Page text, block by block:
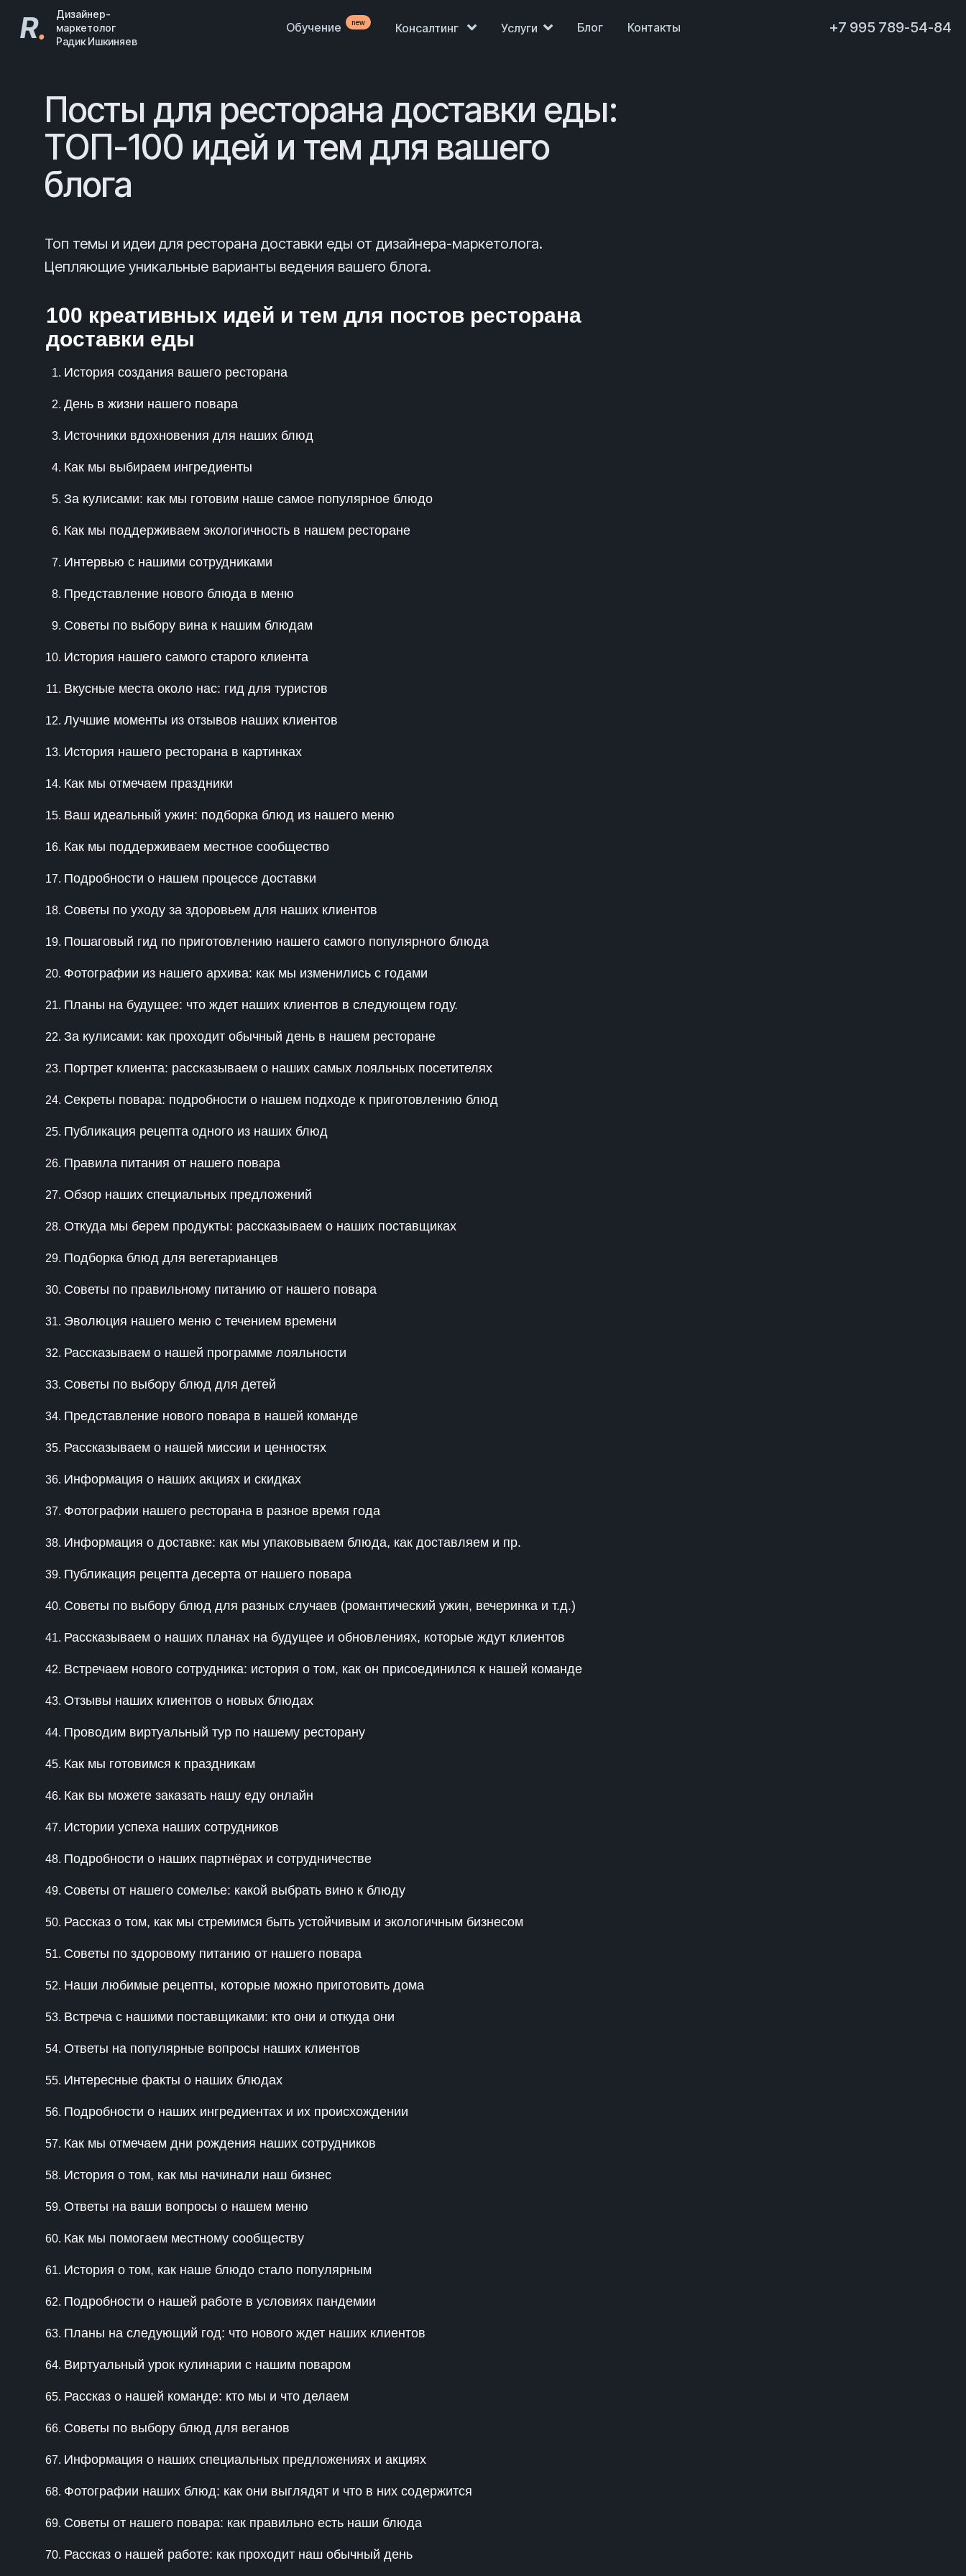
R.
Дизайнер-
маркетолог
Радик Ишкиняев
Обучение new Консалтинг Услуги Блог Контакты +7 995 789-54-84
Посты для ресторана доставки еды:
ТОП-100 идей и тем для вашего
блога
Топ темы и идеи для ресторана доставки еды от дизайнера-маркетолога.
Цепляющие уникальные варианты ведения вашего блога.
100 креативных идей и тем для постов ресторана
доставки еды
История создания вашего ресторана
День в жизни нашего повара
Источники вдохновения для наших блюд
Как мы выбираем ингредиенты
За кулисами: как мы готовим наше самое популярное блюдо
Как мы поддерживаем экологичность в нашем ресторане
Интервью с нашими сотрудниками
Представление нового блюда в меню
Советы по выбору вина к нашим блюдам
История нашего самого старого клиента
Вкусные места около нас: гид для туристов
Лучшие моменты из отзывов наших клиентов
История нашего ресторана в картинках
Как мы отмечаем праздники
Ваш идеальный ужин: подборка блюд из нашего меню
Как мы поддерживаем местное сообщество
Подробности о нашем процессе доставки
Советы по уходу за здоровьем для наших клиентов
Пошаговый гид по приготовлению нашего самого популярного блюда
Фотографии из нашего архива: как мы изменились с годами
Планы на будущее: что ждет наших клиентов в следующем году.
За кулисами: как проходит обычный день в нашем ресторане
Портрет клиента: рассказываем о наших самых лояльных посетителях
Секреты повара: подробности о нашем подходе к приготовлению блюд
Публикация рецепта одного из наших блюд
Правила питания от нашего повара
Обзор наших специальных предложений
Откуда мы берем продукты: рассказываем о наших поставщиках
Подборка блюд для вегетарианцев
Советы по правильному питанию от нашего повара
Эволюция нашего меню с течением времени
Рассказываем о нашей программе лояльности
Советы по выбору блюд для детей
Представление нового повара в нашей команде
Рассказываем о нашей миссии и ценностях
Информация о наших акциях и скидках
Фотографии нашего ресторана в разное время года
Информация о доставке: как мы упаковываем блюда, как доставляем и пр.
Публикация рецепта десерта от нашего повара
Советы по выбору блюд для разных случаев (романтический ужин, вечеринка и т.д.)
Рассказываем о наших планах на будущее и обновлениях, которые ждут клиентов
Встречаем нового сотрудника: история о том, как он присоединился к нашей команде
Отзывы наших клиентов о новых блюдах
Проводим виртуальный тур по нашему ресторану
Как мы готовимся к праздникам
Как вы можете заказать нашу еду онлайн
Истории успеха наших сотрудников
Подробности о наших партнёрах и сотрудничестве
Советы от нашего сомелье: какой выбрать вино к блюду
Рассказ о том, как мы стремимся быть устойчивым и экологичным бизнесом
Советы по здоровому питанию от нашего повара
Наши любимые рецепты, которые можно приготовить дома
Встреча с нашими поставщиками: кто они и откуда они
Ответы на популярные вопросы наших клиентов
Интересные факты о наших блюдах
Подробности о наших ингредиентах и их происхождении
Как мы отмечаем дни рождения наших сотрудников
История о том, как мы начинали наш бизнес
Ответы на ваши вопросы о нашем меню
Как мы помогаем местному сообществу
История о том, как наше блюдо стало популярным
Подробности о нашей работе в условиях пандемии
Планы на следующий год: что нового ждет наших клиентов
Виртуальный урок кулинарии с нашим поваром
Рассказ о нашей команде: кто мы и что делаем
Советы по выбору блюд для веганов
Информация о наших специальных предложениях и акциях
Фотографии наших блюд: как они выглядят и что в них содержится
Советы от нашего повара: как правильно есть наши блюда
Рассказ о нашей работе: как проходит наш обычный день